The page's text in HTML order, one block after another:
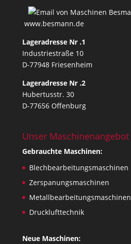
www.besmann.de
Lageradresse Nr .1
Industriestraße 10
D-77948 Friesenheim
Lageradresse Nr .2
Hubertusstr. 30
D-77656 Offenburg
Unser Maschinenangebot
Gebrauchte Maschinen:
Blechbearbeitungsmaschinen
Zerspanungsmaschinen
Metallbearbeitungsmaschinen
Drucklufttechnik
Neue Maschinen: